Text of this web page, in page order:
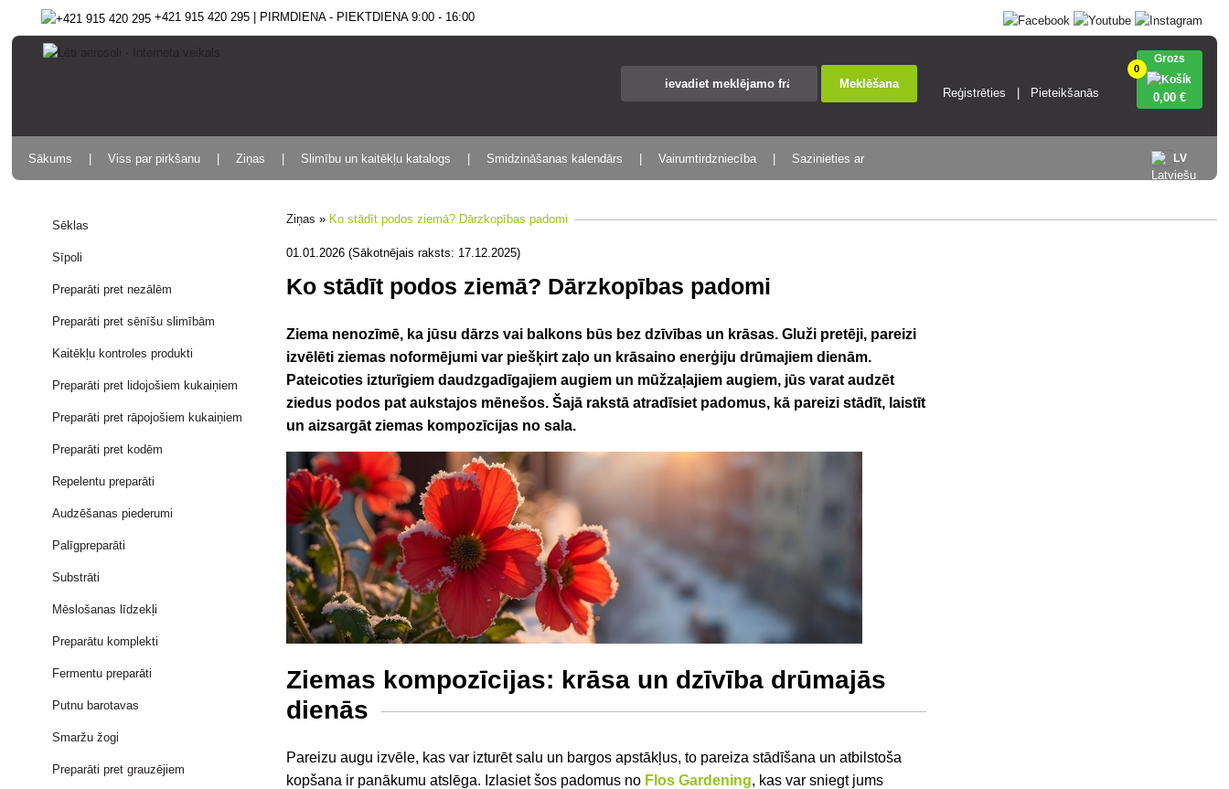
+421 915 420 295 | PIRMDIENA - PIEKTDIENA 9:00 - 16:00
Meklēšana
Reģistrēties Pieteikšanās
0
Grozs
0,00 €
LV
Sākums Viss par pirkšanu Ziņas Slimību un kaitēkļu katalogs Smidzināšanas kalendārs Vairumtirdzniecība Sazinieties ar
Sēklas
Sīpoli
Preparāti pret nezālēm
Preparāti pret sēnīšu slimībām
Kaitēkļu kontroles produkti
Preparāti pret lidojošiem kukaiņiem
Preparāti pret rāpojošiem kukaiņiem
Preparāti pret kodēm
Repelentu preparāti
Audzēšanas piederumi
Palīgpreparāti
Substrāti
Mēslošanas līdzekļi
Preparātu komplekti
Fermentu preparāti
Putnu barotavas
Smaržu žogi
Preparāti pret grauzējiem
Ziņas » Ko stādīt podos ziemā? Dārzkopības padomi
01.01.2026 (Sākotnējais raksts: 17.12.2025)
Ko stādīt podos ziemā? Dārzkopības padomi
Ziema nenozīmē, ka jūsu dārzs vai balkons būs bez dzīvības un krāsas. Gluži pretēji, pareizi
izvēlēti ziemas noformējumi var piešķirt zaļo un krāsaino enerģiju drūmajiem dienām.
Pateicoties izturīgiem daudzgadīgajiem augiem un mūžzaļajiem augiem, jūs varat audzēt
ziedus podos pat aukstajos mēnešos. Šajā rakstā atradīsiet padomus, kā pareizi stādīt, laistīt
un aizsargāt ziemas kompozīcijas no sala.
Ziemas kompozīcijas: krāsa un dzīvība drūmajās
dienās
Pareizu augu izvēle, kas var izturēt salu un bargos apstākļus, to pareiza stādīšana un atbilstoša
kopšana ir panākumu atslēga. Izlasiet šos padomus no Flos Gardening, kas var sniegt jums